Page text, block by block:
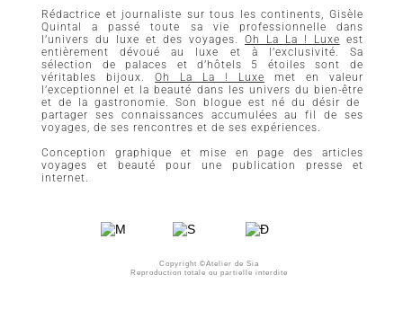
Rédactrice et journaliste sur tous les continents, Gisèle
Quintal a passé toute sa vie professionnelle dans
l’univers du luxe et des voyages. Oh La La ! Luxe est
entièrement dévoué au luxe et à l’exclusivité. Sa
sélection de palaces et d’hôtels 5 étoiles sont de
véritables bijoux.Oh La La ! Luxe met en valeur
l’exceptionnel et la beauté dans les univers du bien-être
et de la gastronomie. Son blogue est né du désir de
partager ses connaissances accumulées au fil de ses
voyages, de ses rencontres et de ses expériences.
Conception graphique et mise en page des articles
voyages et beauté pour une publication presse et
internet.
Copyright ©Atelier de Sia
Reproduction totale ou partielle interdite